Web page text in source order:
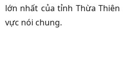
lớn nhất của tỉnh Thừa
vực nói chung.